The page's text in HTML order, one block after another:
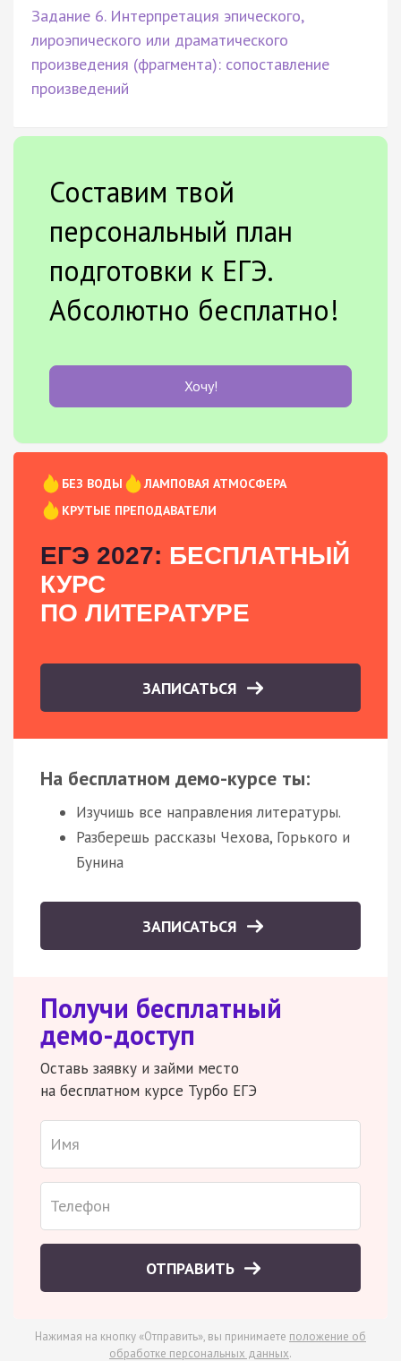
Задание 6. Интерпретация эпического,
лироэпического или драматического
произведения (фрагмента): сопоставление
произведений
Составим твой
персональный план
подготовки к ЕГЭ.
Абсолютно бесплатно!
Хочу!
БЕЗ ВОДЫ
ЛАМПОВАЯ АТМОСФЕРА
КРУТЫЕ ПРЕПОДАВАТЕЛИ
ЕГЭ 2027: БЕСПЛАТНЫЙ
КУРС
ПО ЛИТЕРАТУРЕ
ЗАПИСАТЬСЯ
На бесплатном демо-курсе ты:
Изучишь все направления литературы.
Разберешь рассказы Чехова, Горького и
Бунина
ЗАПИСАТЬСЯ
Получи бесплатный
демо-доступ
Оставь заявку и займи место
на бесплатном курсе Турбо ЕГЭ
ОТПРАВИТЬ
Нажимая на кнопку «Отправить», вы принимаете положение об
обработке персональных данных.